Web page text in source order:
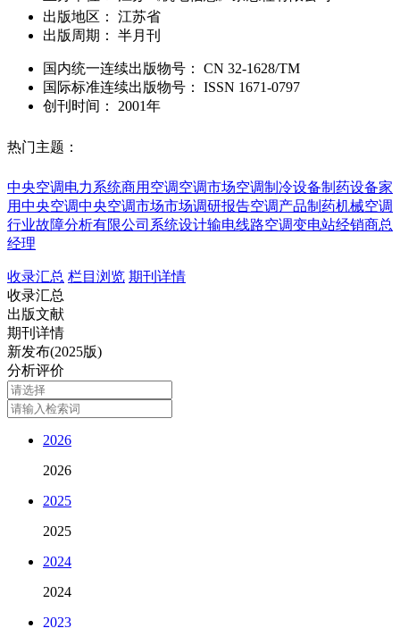
出版地区：
江苏省
出版周期：
半月刊
国内统一连续出版物号： CN 32-1628/TM
国际标准连续出版物号 ： ISSN 1671-0797
创刊时间：
2001年
热门主题：
中央空调电力系统商用空调空调市场空调制冷设备制药设备家
用中央空调中央空调市场市场调研报告空调产品制药机械空调
行业故障分析有限公司 系统设计输电线路空调变电站经销商总
经理
收录汇总 栏目浏览 期刊详情
收录汇总
出版文献
期刊详情
新发布(2025版)
分析评价
2026
2026
2025
2025
2024
2024
2023